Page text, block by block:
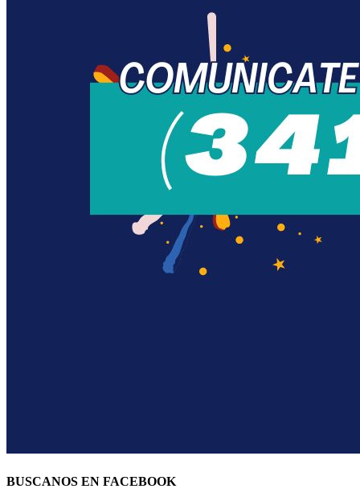
BUSCANOS EN FACEBOOK